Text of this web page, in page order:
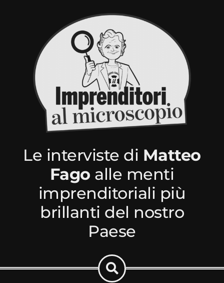
Le interviste di Matteo
Fago alle menti
imprenditoriali più
brillanti del nostro
Paese